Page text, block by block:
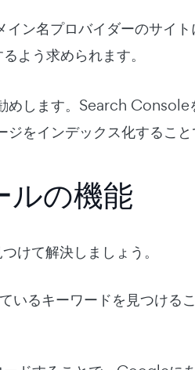
ン名プロバイダーのサイト
よう求められます。
めします。Search Console
をインデックス化すること
の機能
けて解決しましょう。
るキーワードを見つける